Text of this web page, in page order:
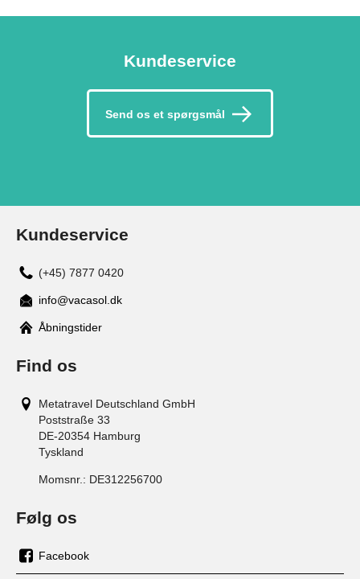
Kundeservice
Send os et spørgsmål
Kundeservice
(+45) 7877 0420
info@vacasol.dk
Åbningstider
Find os
Metatravel Deutschland GmbH
Poststraße 33
DE-20354 Hamburg
Tyskland
Momsnr.: DE312256700
Følg os
os
Facebook